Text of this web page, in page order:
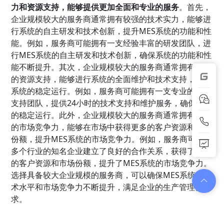
力和资源支持，能够提供更加全面和专业的服务。首先，
企业规模较大的服务商通常拥有较强的技术实力，能够进
行系统的自主研发和技术创新，提升MES系统的功能和性
能。例如，服务商可能拥有一支经验丰富的研发团队，进
行MES系统的自主研发和技术创新，确保系统的功能和性
能不断提升。其次，企业规模较大的服务商通常拥有较强
的资源支持，能够进行系统的全面维护和技术支持，确保
系统的稳定运行。例如，服务商可能拥有一支专业的技术
支持团队，提供24小时的技术支持和维护服务，确保系统
的稳定运行。此外，企业规模较大的服务商通常拥有较强
的市场竞争力，能够在市场中获得更多的客户资源和市场
份额，提升MES系统的市场竞争力。例如，服务商可能与
多个行业的知名企业建立了良好的合作关系，获得了更多
的客户资源和市场份额，提升了MES系统的市场竞争力。
选择具备较大企业规模的服务商，可以确保MES系统的技
术水平和市场竞争力不断提升，满足企业的生产管理需
求。